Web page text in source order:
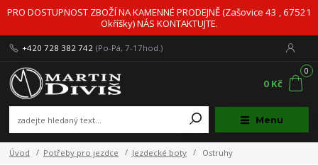
PRO DOSTUPNOST ZBOŽÍ NA KAMENNÉ PRODEJNĚ (Zašovice 43 , 67521
Okříšky) NÁS KONTAKTUJTE.
Menu
+420 728 382 742 (Po-Pá, 7-17hod.)
0
0 Kč
Úvod Potřeby pro jezdce Jezdecké boty Ostruhy